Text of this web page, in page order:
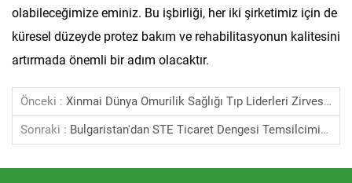
olabileceğimize eminiz. Bu işbirliği, her iki şirketimiz için de
küresel düzeyde protez bakım ve rehabilitasyonun kalitesini
artırmada önemli bir adım olacaktır.
Önceki : Xinmai Dünya Omurilik Sağlığı Tıp Liderleri Zirvesine Katıldı
Sonraki : Bulgaristan'dan STE Ticaret Dengesi Temsilcimize Şirketimize Hoş Geldiniz